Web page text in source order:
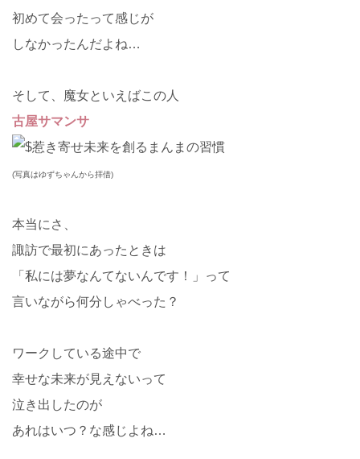
初めて会ったって感じが
しなかったんだよね…
そして、魔女といえばこの人
古屋サマンサ
(写真はゆずちゃんから拝借)
本当にさ、
諏訪で最初にあったときは
「私には夢なんてないんです！」って
言いながら何分しゃべった？
ワークしている途中で
幸せな未来が見えないって
泣き出したのが
あれはいつ？な感じよね…